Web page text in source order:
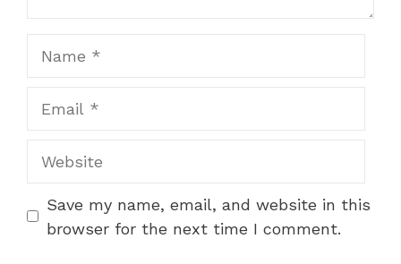
Save my name, email, and website in this
browser for the next time I comment.